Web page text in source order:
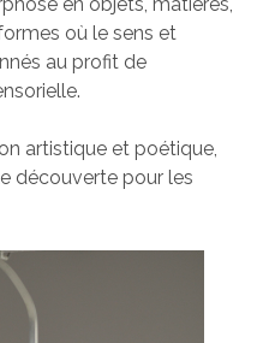
où le sens et
au profit de
artistique et poétique,
découverte pour les